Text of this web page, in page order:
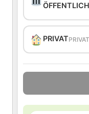
ÖFFENTLICH
PRIVAT